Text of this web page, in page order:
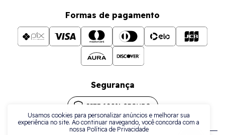
Usamos cookies para personalizar anúncios e melhorar sua
experiência no site. Ao continuar navegando, você concorda com a
nossa Política de Privacidade
Formas de pagamento
Segurança